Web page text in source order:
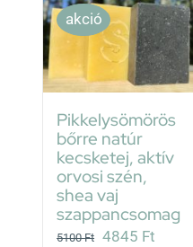
akció
Pikkelysömörös
bőrre natúr
kecsketej, aktív
orvosi szén,
shea vaj
szappancsomag
5100Ft Original
4845 Ft